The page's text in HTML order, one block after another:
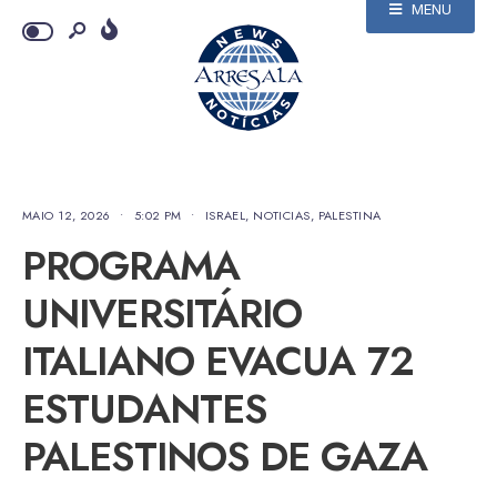
MENU
MAIO 12, 2026 • 5:02 PM • ISRAEL, NOTICIAS, PALESTINA
PROGRAMA
UNIVERSITÁRIO
ITALIANO EVACUA 72
ESTUDANTES
PALESTINOS DE GAZA